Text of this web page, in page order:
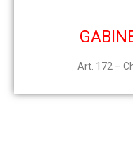
Art. 172 –